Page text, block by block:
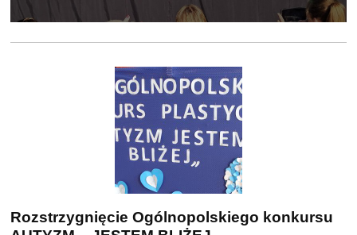
Rozstrzygnięcie Ogólnopolskiego konkursu